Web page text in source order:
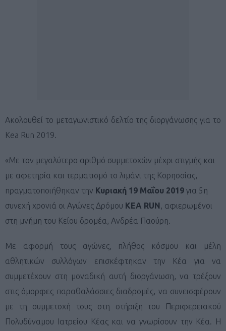
Ακολουθεί το μεταγωνιστικό δελτίο της διοργάνωσης για το
Kea Run 2019.
«Με τον μεγαλύτερο αριθμό συμμετοχών μέχρι στιγμής και
με αφετηρία και τερματισμό το λιμάνι της Κορησσίας,
πραγματοποιήθηκαν την Κυριακή 19 Μαΐου 2019 για 5η
συνεχή χρονιά οι Αγώνες Δρόμου KEA RUN, αφιερωμένοι
στη μνήμη του Κείου δρομέα, Ανδρέα Παούρη.
Με αφορμή τους αγώνες, πλήθος κόσμου και μέλη
αθλητικών συλλόγων επισκέφτηκαν την Κέα για να
συμμετέχουν στη μοναδική αυτή διοργάνωση, να τρέξουν
στις όμορφες παραθαλάσσιες διαδρομές, να συνεισφέρουν
με τη συμμετοχή τους στη στήριξη του Περιφερειακού
Πολυδύναμου Ιατρείου Κέας και να γνωρίσουν την Κέα. Η